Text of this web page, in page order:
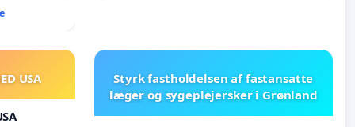
USA
Styrk fastholdelsen af fastansatte
læger og sygeplejersker i Grønland